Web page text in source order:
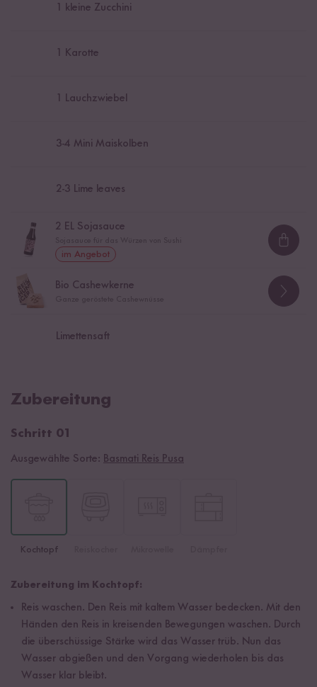
1 kleine Zucchini
1 Karotte
1 Lauchzwiebel
3-4 Mini Maiskolben
2-3 Lime leaves
2 EL Sojasauce
im Angebot
Bio Cashewkerne
Limettensaft
Zubereitung
Schritt 01
Ausgewählte Sorte: Basmati Reis Pusa
Kochtopf
Zubereitung im Kochtopf:
Reis waschen. Den Reis mit kaltem Wasser bedecken. Mit den
Händen den Reis in kreisenden Bewegungen waschen. Durch
die überschüssige Stärke wird das Wasser trüb. Nun das
Wasser abgießen und den Vorgang wiederholen bis das
Wasser klar bleibt.